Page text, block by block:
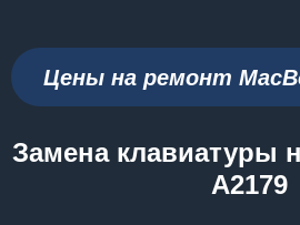
Цены на ремонт
Замена клавиатуры
A2179